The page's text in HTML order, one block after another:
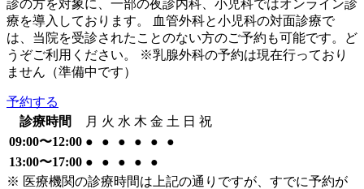
診の方を対象に、一部の夜診内科、小児科ではオンライン診
療を導入しております。 血管外科と小児科の対面診療で
は、当院を受診されたことのない方のご予約も可能です。ど
うぞご利用ください。 ※乳腺外科の予約は現在行っており
ません（準備中です）
予約する
診療時間
月 火 水 木 金 土 日 祝
09:00〜12:00 ● ● ● ● ●
●
13:00〜17:00 ● ● ● ●
●
※ 医療機関の診療時間は上記の通りですが、すでに予約が